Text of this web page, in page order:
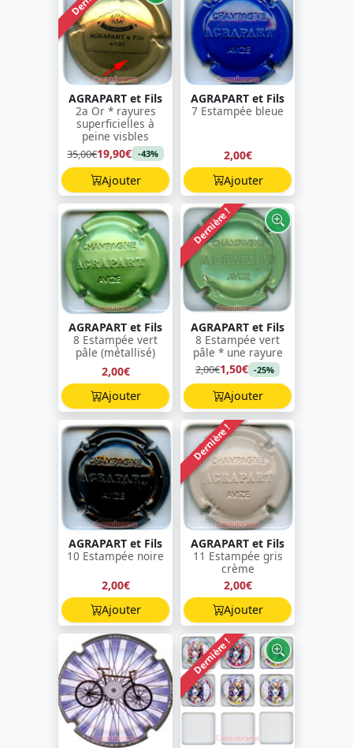
AGRAPART et Fils
2a Or * rayures
superficielles à
peine visbles
35,00€19,90€ -43%
Ajouter
AGRAPART et Fils
7 Estampée bleue
2,00€
Ajouter
AGRAPART et Fils
8 Estampée vert
pâle (métallisé)
2,00€
Ajouter
Dernière !
AGRAPART et Fils
8 Estampée vert
pâle * une rayure
2,00€1,50€ -25%
Ajouter
AGRAPART et Fils
10 Estampée noire
2,00€
Ajouter
Dernière !
AGRAPART et Fils
11 Estampée gris
crème
2,00€
Ajouter
Dernière !